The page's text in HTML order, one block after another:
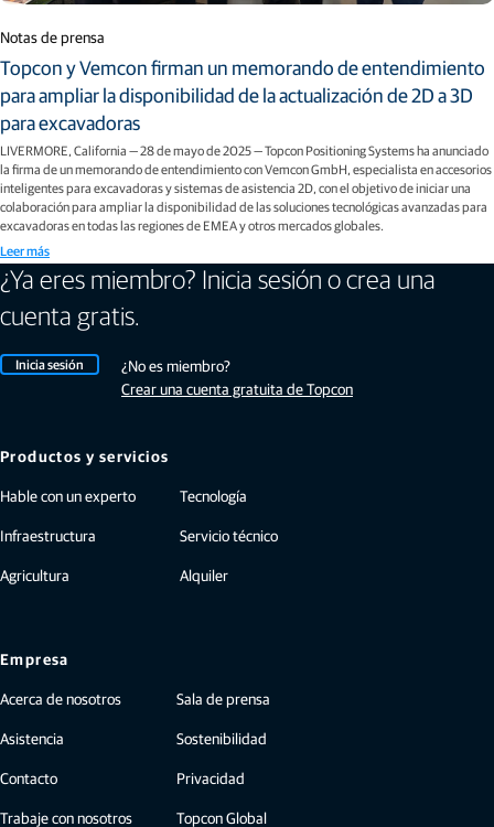
Notas de prensa
Topcon y Vemcon firman un memorando de entendimiento
para ampliar la disponibilidad de la actualización de 2D a 3D
para excavadoras
LIVERMORE, California — 28 de mayo de 2025 — Topcon Positioning Systems ha anunciado
la firma de un memorando de entendimiento con Vemcon GmbH, especialista en accesorios
inteligentes para excavadoras y sistemas de asistencia 2D, con el objetivo de iniciar una
colaboración para ampliar la disponibilidad de las soluciones tecnológicas avanzadas para
excavadoras en todas las regiones de EMEA y otros mercados globales.
Leer más
¿Ya eres miembro? Inicia sesión o crea una
cuenta gratis.
Inicia sesión
¿No es miembro?
Crear una cuenta gratuita de Topcon
Productos y servicios
Hable con un experto
Infraestructura
Agricultura
Tecnología
Servicio técnico
Alquiler
Empresa
Acerca de nosotros
Asistencia
Contacto
Trabaje con nosotros
Sala de prensa
Sostenibilidad
Privacidad
Topcon Global